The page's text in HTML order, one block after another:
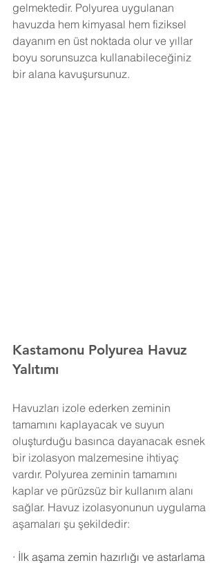
gelmektedir. Polyurea uygulanan
havuzda hem kimyasal hem fiziksel
dayanım en üst noktada olur ve yıllar
boyu sorunsuzca kullanabileceğiniz
bir alana kavuşursunuz.
Kastamonu Polyurea Havuz
Yalıtımı
Havuzları izole ederken zeminin
tamamını kaplayacak ve suyun
oluşturduğu basınca dayanacak esnek
bir izolasyon malzemesine ihtiyaç
vardır. Polyurea zeminin tamamını
kaplar ve pürüzsüz bir kullanım alanı
sağlar. Havuz izolasyonunun uygulama
aşamaları şu şekildedir:
· İlk aşama zemin hazırlığı ve astarlama